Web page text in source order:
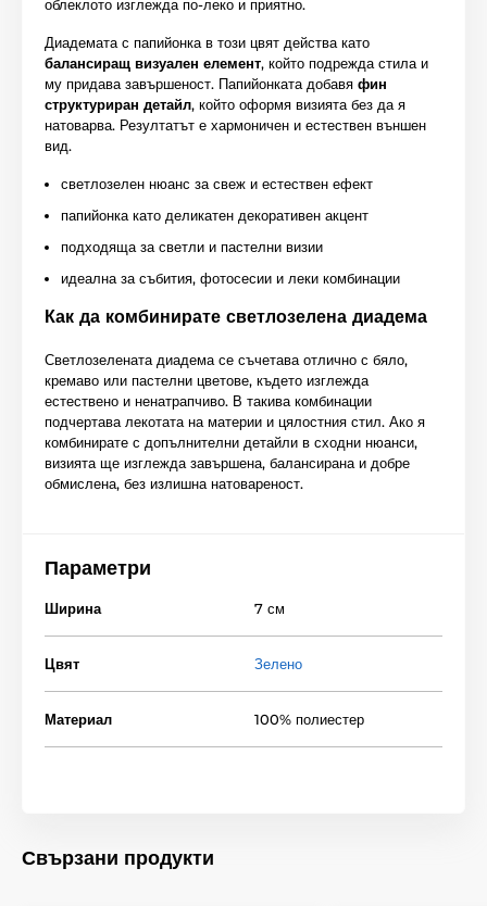
облеклото изглежда по-леко и приятно.
Диадемата с папийонка в този цвят действа като
балансиращ визуален елемент, който подрежда стила и
му придава завършеност. Папийонката добавя фин
структуриран детайл, който оформя визията без да я
натоварва. Резултатът е хармоничен и естествен външен
вид.
светлозелен нюанс за свеж и естествен ефект
папийонка като деликатен декоративен акцент
подходяща за светли и пастелни визии
идеална за събития, фотосесии и леки комбинации
Как да комбинирате светлозелена диадема
Светлозелената диадема се съчетава отлично с бяло,
кремаво или пастелни цветове, където изглежда
естествено и ненатрапчиво. В такива комбинации
подчертава лекотата на материи и цялостния стил. Ако я
комбинирате с допълнителни детайли в сходни нюанси,
визията ще изглежда завършена, балансирана и добре
обмислена, без излишна натовареност.
Параметри
Ширина 7 см
Цвят Зелено
Материал 100% полиестер
Свързани продукти